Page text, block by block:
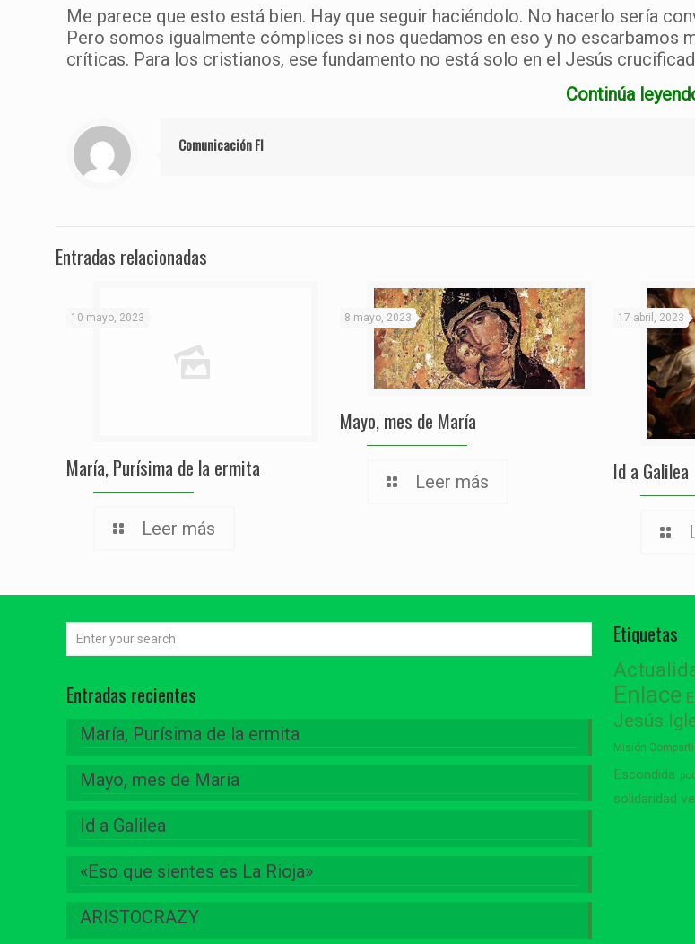
Me parece que esto está bien. Hay que seguir haciéndolo. No hacerlo sería
Pero somos igualmente cómplices si nos quedamos en eso y no escarbamos
críticas. Para los cristianos, ese fundamento no está solo en el Jesús
Continúa
Comunicación FI
Entradas relacionadas
10 mayo, 2023
María, Purísima de la ermita
Leer más
8 mayo, 2023
Mayo, mes de María
Leer más
17 abril, 2023
Id a Galilea
Entradas recientes
María, Purísima de la ermita
Mayo, mes de María
Id a Galilea
«Eso que sientes es La Rioja»
ARISTOCRAZY
Etiquetas
Enlace
Jesús
Misión
Escondida
solidaridad